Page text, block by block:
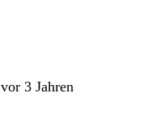
vor 3 Jahren